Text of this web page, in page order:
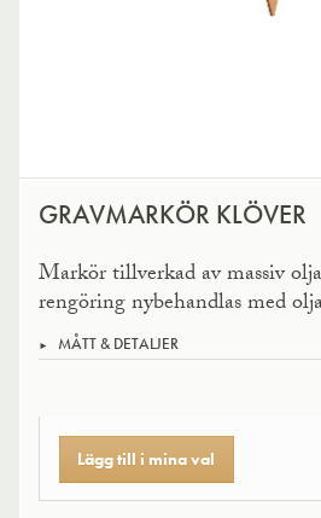
GRAVMARKÖR KLÖVER
Markör tillverkad av massiv
rengöring nybehandlas med
MÅTT & DETALJER
Lägg till i mina val